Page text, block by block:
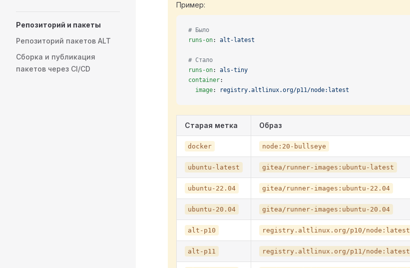
Репозиторий и пакеты
Репозиторий пакетов ALT
Сборка и публикация
пакетов через CI/CD
Пример:
# Было
runs-on: alt-latest
# Стало
runs-on: als-tiny
container:
  image
: registry.altlinux.org/p11/node:latest
Старая метка Образ
docker node:20-bullseye
ubuntu-latest gitea/runner-images:ubuntu-latest
ubuntu-22.04 gitea/runner-images:ubuntu-22.04
ubuntu-20.04 gitea/runner-images:ubuntu-20.04
alt-p10 registry.altlinux.org/p10/node:latest
alt-p11 registry.altlinux.org/p11/node:latest